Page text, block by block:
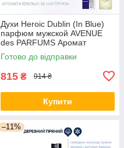
Духи Heroic Dublin (In Blue)
парфюм мужской AVENUE
des PARFUMS Аромат
настоящих мужчин
Готово до відправки
815 ₴ 914 ₴
Купити
–11%